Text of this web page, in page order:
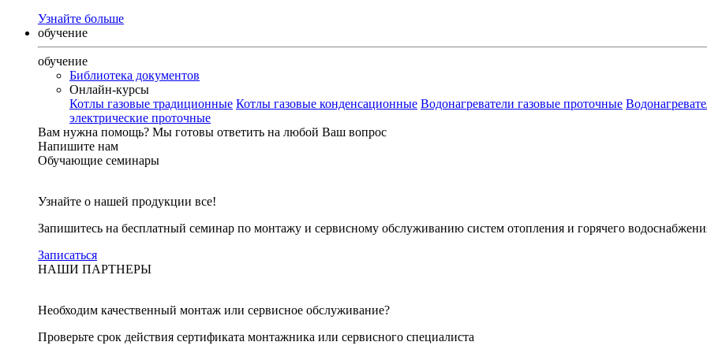
Узнайте больше
обучение
обучение
Библиотека документов
Онлайн-курсы
Котлы газовые традиционные Котлы газовые конденсационные Водонагреватели газовые проточные
электрические проточные
Вам нужна помощь? Мы готовы ответить на любой Ваш вопрос
Напишите нам
Обучающие семинары
Узнайте о нашей продукции все!
Запишитесь на бесплатный семинар по монтажу и сервисному обслуживанию систем отопления и горячего
Записаться
НАШИ ПАРТНЕРЫ
Необходим качественный монтаж или сервисное обслуживание?
Проверьте срок действия сертификата монтажника или сервисного специалиста